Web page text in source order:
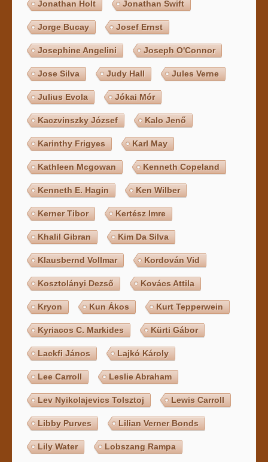
Jonathan Holt Jonathan Swift
Jorge Bucay Josef Ernst
Josephine Angelini Joseph O'Connor
Jose Silva Judy Hall Jules Verne
Julius Evola Jókai Mór
Kaczvinszky József Kalo Jenő
Karinthy Frigyes Karl May
Kathleen Mcgowan Kenneth Copeland
Kenneth E. Hagin Ken Wilber
Kerner Tibor Kertész Imre
Khalil Gibran Kim Da Silva
Klausbernd Vollmar Kordován Vid
Kosztolányi Dezső Kovács Attila
Kryon Kun Ákos Kurt Tepperwein
Kyriacos C. Markides Kürti Gábor
Lackfi János Lajkó Károly
Lee Carroll Leslie Abraham
Lev Nyikolajevics Tolsztoj Lewis Carroll
Libby Purves Lilian Verner Bonds
Lily Water Lobszang Rampa